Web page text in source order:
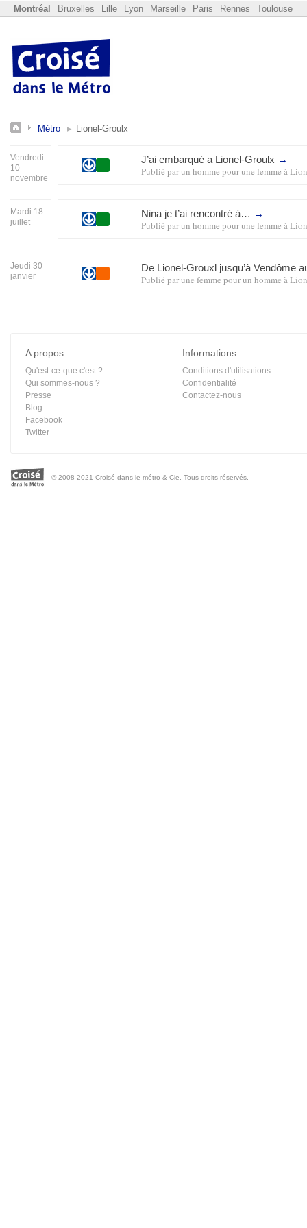
Montréal Bruxelles Lille Lyon Marseille Paris Rennes Toulouse
Métro Lionel-Groulx
Vendredi
10
novembre
J’ai embarqué a Lionel-Groulx →
Publié parun homme pour une femme à
Mardi 18
juillet
Nina je t’ai rencontré à… →
Publié parun homme pour une femme à
Jeudi 30
janvier
De Lionel-Grouxl jusqu’à Vendôme
Publié parune femme pour un homme à
A propos
Qu'est-ce-que c'est ?
Qui sommes-nous ?
Presse
Blog
Facebook
Twitter
Informations
Conditions d'utilisations
Confidentialité
Contactez-nous
© 2008-2021 Croisé dans le métro & Cie. Tous droits réservés.